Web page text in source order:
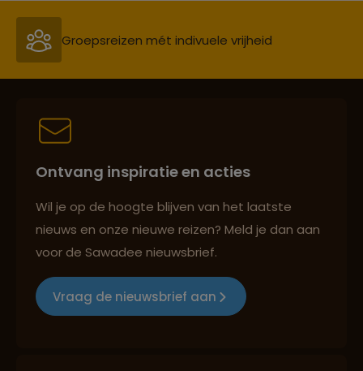
Persoonlijk en deskundig reisadvies
Best beoordeelde reisroutes
Groepsreizen mét indivuele vrijheid
Ontvang inspiratie en acties
Wil je op de hoogte blijven van het laatste
nieuws en onze nieuwe reizen? Meld je dan aan
voor de Sawadee nieuwsbrief.
Vraag de nieuwsbrief aan